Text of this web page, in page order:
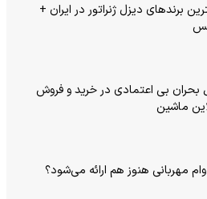
برندهای دیزل ژنراتور در ایران +
بی‌ اعتمادی در خرید و فروش
ماشین
وام مهربانی هنوز هم ارائه می‌شود؟